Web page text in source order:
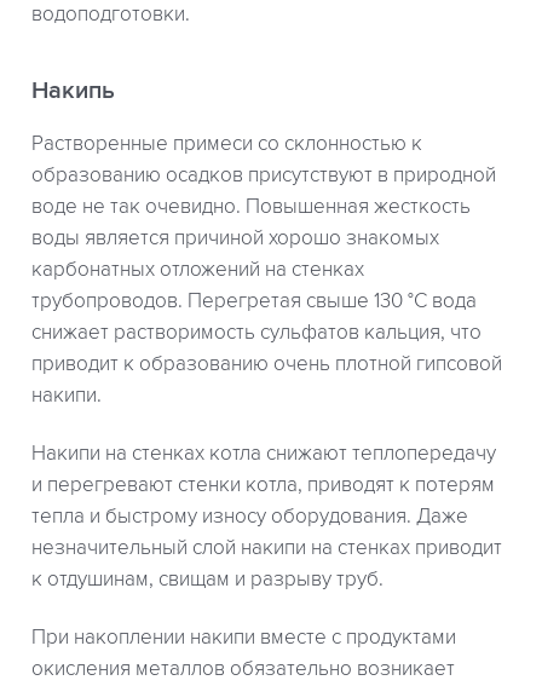
водоподготовки.
Накипь
Растворенные примеси со склонностью к
образованию осадков присутствуют в природной
воде не так очевидно. Повышенная жесткость
воды является причиной хорошо знакомых
карбонатных отложений на стенках
трубопроводов. Перегретая свыше 130 °С вода
снижает растворимость сульфатов кальция, что
приводит к образованию очень плотной гипсовой
накипи.
Накипи на стенках котла снижают теплопередачу
и перегревают стенки котла, приводят к потерям
тепла и быстрому износу оборудования. Даже
незначительный слой накипи на стенках приводит
к отдушинам, свищам и разрыву труб.
При накоплении накипи вместе с продуктами
окисления металлов обязательно возникает